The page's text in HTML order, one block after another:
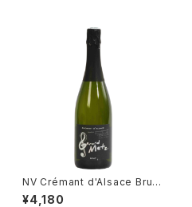
NV Crémant d'Alsace Brut /
Gérard Metz
¥4,180